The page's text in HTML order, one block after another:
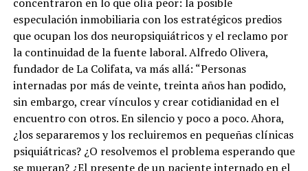
especulación inmobiliaria con los estratégicos predios
que ocupan los dos neuropsiquiátricos y el reclamo por
la continuidad de la fuente laboral. Alfredo Olivera,
fundador de La Colifata, va más allá: “Personas
internadas por más de veinte, treinta años han podido,
sin embargo, crear vínculos y crear cotidianidad en el
encuentro con otros. En silencio y poco a poco. Ahora,
¿los separaremos y los recluiremos en pequeñas clínicas
psiquiátricas? ¿O resolvemos el problema esperando que
se mueran? ¿El presente de un paciente internado en el